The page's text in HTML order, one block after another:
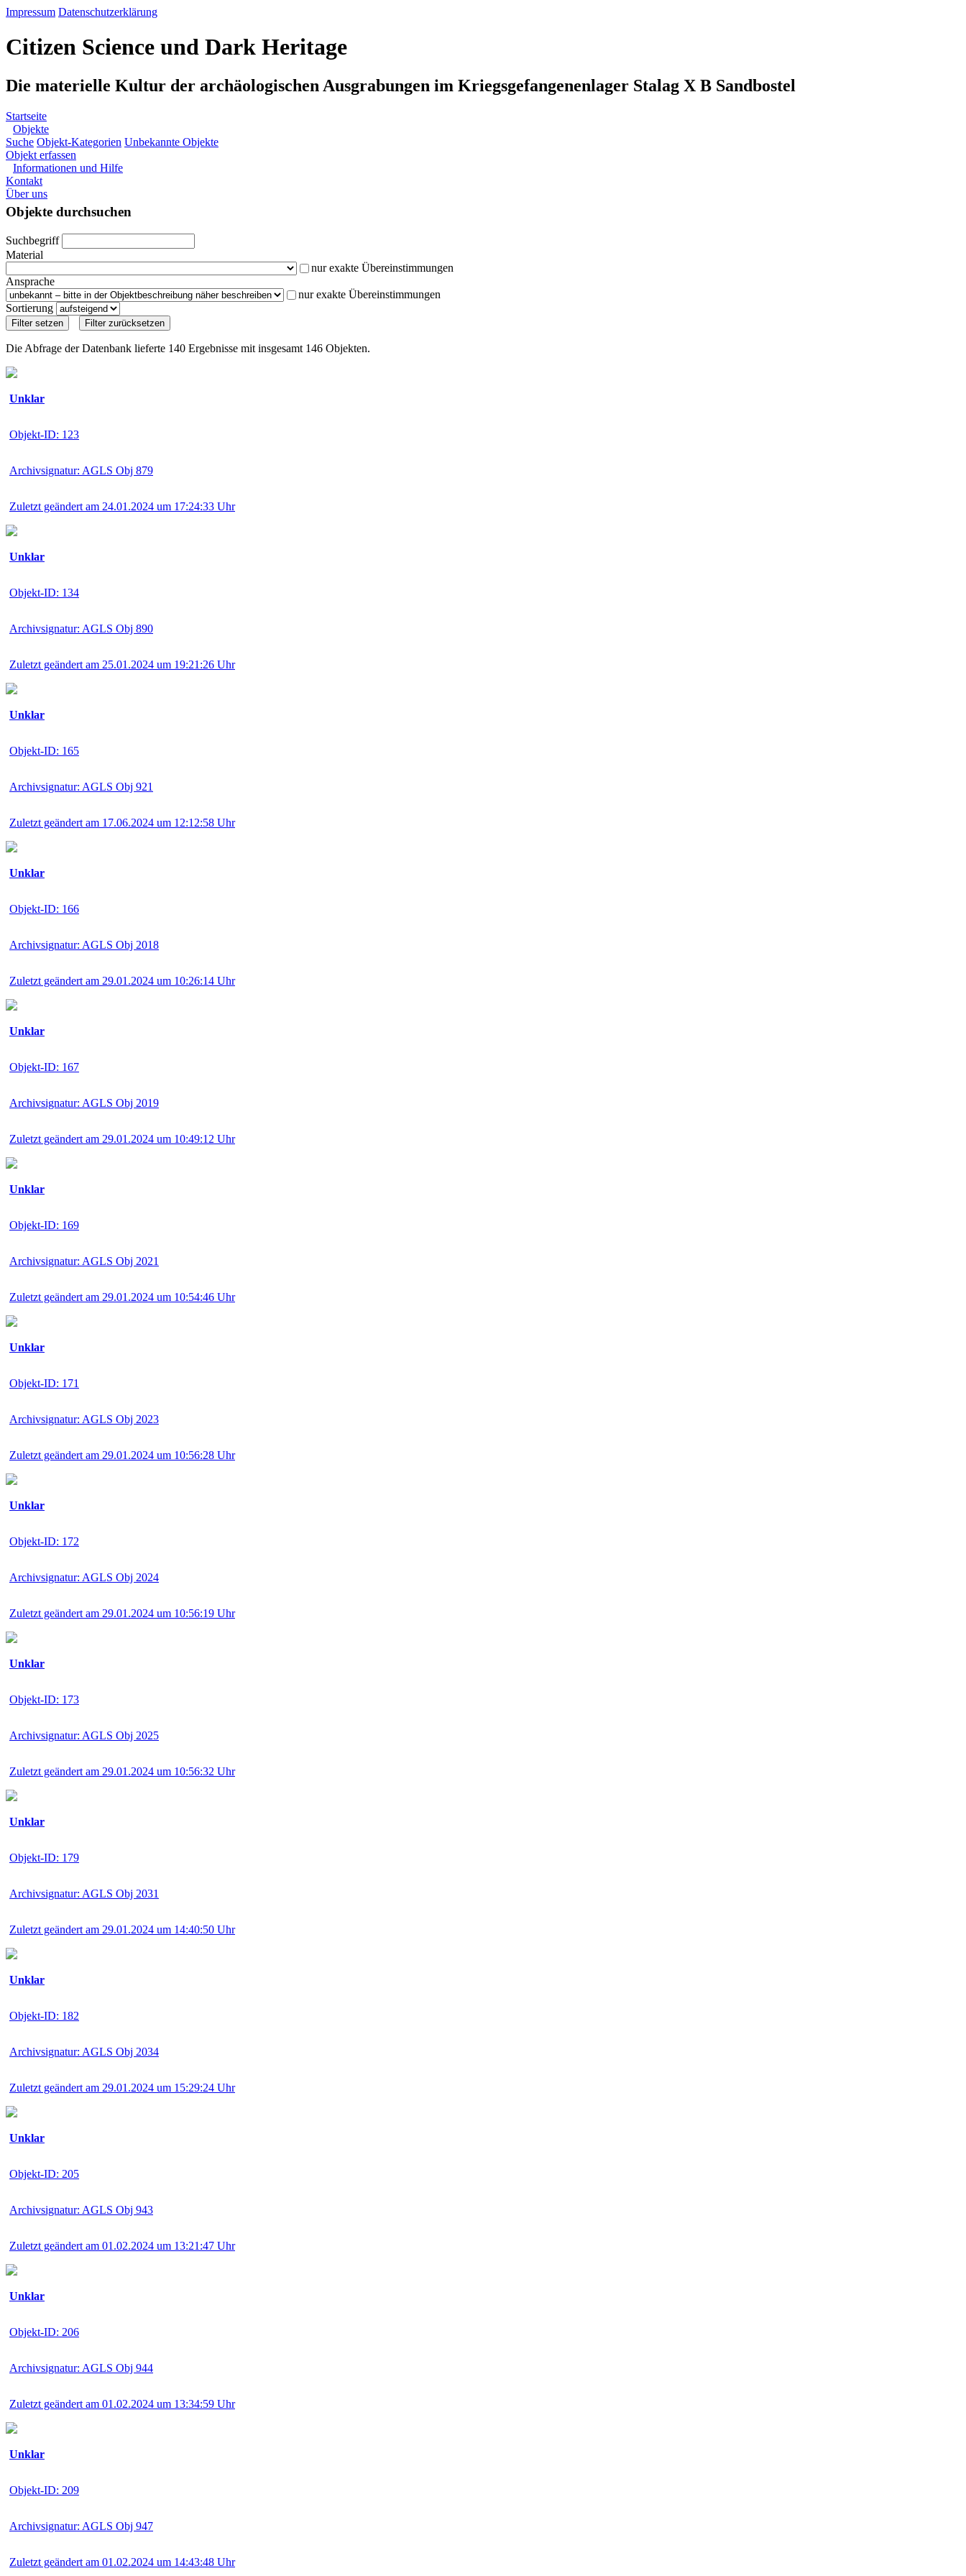
Impressum Datenschutzerklärung
Citizen Science und Dark Heritage
Die materielle Kultur der archäologischen Ausgrabungen im Kriegsgefangenenlager Stalag X B Sandbostel
Startseite
Objekte
Suche Objekt-Kategorien Unbekannte Objekte
Objekt erfassen
Informationen und Hilfe
Kontakt
Über uns
Objekte durchsuchen
Suchbegriff
Material
nur exakte Übereinstimmungen
Ansprache
nur exakte Übereinstimmungen
Sortierung
Die Abfrage der Datenbank lieferte 140 Ergebnisse mit insgesamt 146 Objekten.
Unklar
Objekt-ID: 123
Archivsignatur: AGLS Obj 879
Zuletzt geändert am 24.01.2024 um 17:24:33 Uhr
Unklar
Objekt-ID: 134
Archivsignatur: AGLS Obj 890
Zuletzt geändert am 25.01.2024 um 19:21:26 Uhr
Unklar
Objekt-ID: 165
Archivsignatur: AGLS Obj 921
Zuletzt geändert am 17.06.2024 um 12:12:58 Uhr
Unklar
Objekt-ID: 166
Archivsignatur: AGLS Obj 2018
Zuletzt geändert am 29.01.2024 um 10:26:14 Uhr
Unklar
Objekt-ID: 167
Archivsignatur: AGLS Obj 2019
Zuletzt geändert am 29.01.2024 um 10:49:12 Uhr
Unklar
Objekt-ID: 169
Archivsignatur: AGLS Obj 2021
Zuletzt geändert am 29.01.2024 um 10:54:46 Uhr
Unklar
Objekt-ID: 171
Archivsignatur: AGLS Obj 2023
Zuletzt geändert am 29.01.2024 um 10:56:28 Uhr
Unklar
Objekt-ID: 172
Archivsignatur: AGLS Obj 2024
Zuletzt geändert am 29.01.2024 um 10:56:19 Uhr
Unklar
Objekt-ID: 173
Archivsignatur: AGLS Obj 2025
Zuletzt geändert am 29.01.2024 um 10:56:32 Uhr
Unklar
Objekt-ID: 179
Archivsignatur: AGLS Obj 2031
Zuletzt geändert am 29.01.2024 um 14:40:50 Uhr
Unklar
Objekt-ID: 182
Archivsignatur: AGLS Obj 2034
Zuletzt geändert am 29.01.2024 um 15:29:24 Uhr
Unklar
Objekt-ID: 205
Archivsignatur: AGLS Obj 943
Zuletzt geändert am 01.02.2024 um 13:21:47 Uhr
Unklar
Objekt-ID: 206
Archivsignatur: AGLS Obj 944
Zuletzt geändert am 01.02.2024 um 13:34:59 Uhr
Unklar
Objekt-ID: 209
Archivsignatur: AGLS Obj 947
Zuletzt geändert am 01.02.2024 um 14:43:48 Uhr